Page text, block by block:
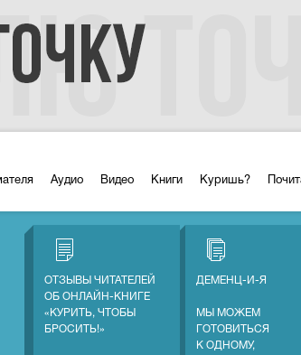
Аудио Видео Книги Куришь?
ОТЗЫВЫ ЧИТАТЕЛЕЙ
ОБ ОНЛАЙН-КНИГЕ
«КУРИТЬ, ЧТОБЫ
БРОСИТЬ!»
ДЕМЕНЦ-И-Я
МЫ МОЖЕМ
ГОТОВИТЬСЯ
К ОДНОМУ,